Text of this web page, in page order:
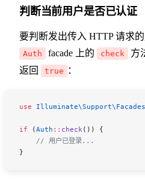
判断当前用户是否已认证
要判断发出传入 HTTP 请求
Auth facade 上的 check
方
返回
true ：
use
if (Auth :: check ()) {
    // 用户已登录...
}